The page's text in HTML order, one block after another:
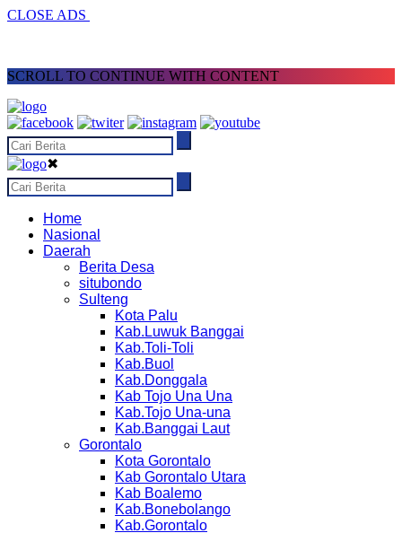
CLOSE ADS
SCROLL TO CONTINUE WITH CONTENT
✖
Home
Nasional
Daerah
Berita Desa
situbondo
Sulteng
Kota Palu
Kab.Luwuk Banggai
Kab.Toli-Toli
Kab.Buol
Kab.Donggala
Kab Tojo Una Una
Kab.Tojo Una-una
Kab.Banggai Laut
Gorontalo
Kota Gorontalo
Kab Gorontalo Utara
Kab Boalemo
Kab.Bonebolango
Kab.Gorontalo